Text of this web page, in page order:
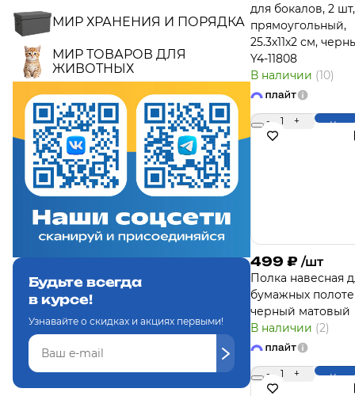
МИР ХРАНЕНИЯ И ПОРЯДКА
МИР ТОВАРОВ ДЛЯ
ЖИВОТНЫХ
Будьте всегда
в курсе!
Узнавайте о скидках и акциях первыми!
для бокалов, 2 шт,
прямоугольный,
25.3х11х2 см,
Y4-11808
В наличии (10)
- 1 +
499 ₽ /шт
Полка навесная
бумажных
черный матовый
В наличии (2)
- 1 +